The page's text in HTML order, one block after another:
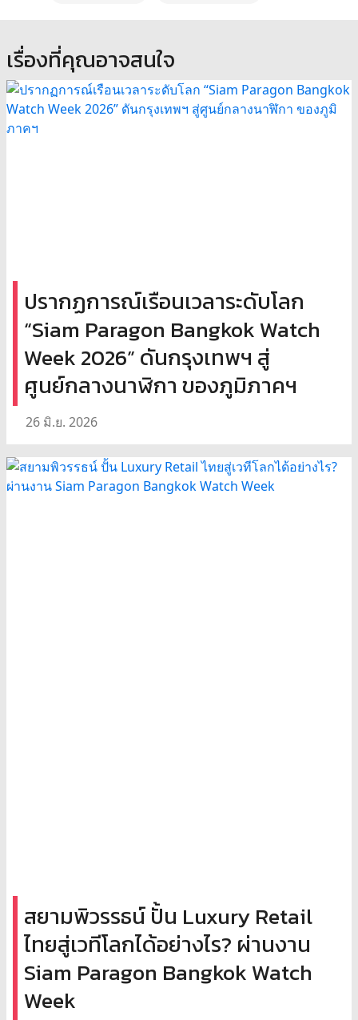
เรื่องที่คุณอาจสนใจ
ปรากฏการณ์เรือนเวลาระดับโลก
“Siam Paragon Bangkok Watch
Week 2026” ดันกรุงเทพฯ สู่
ศูนย์กลางนาฬิกา ของภูมิภาคฯ
26 มิ.ย. 2026
สยามพิวรรธน์ ปั้น Luxury Retail
ไทยสู่เวทีโลกได้อย่างไร? ผ่านงาน
Siam Paragon Bangkok Watch
Week